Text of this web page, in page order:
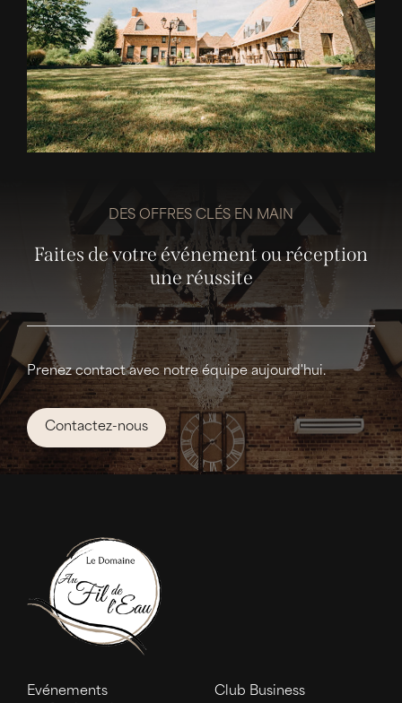
DES OFFRES CLÉS EN MAIN
Faites de votre événement ou réception
une réussite
Prenez contact avec notre équipe aujourd'hui.
Contactez-nous
Evénements
Club Business